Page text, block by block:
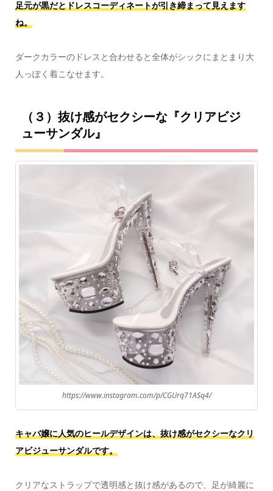
足元が黒だとドレスコーディネートが引き締まって見えます
ね。
ダークカラーのドレスと合わせると全体がシックにまとまり大
人っぽく着こなせます。
（３）抜け感がセクシーな『クリアビジ
ューサンダル』
https://www.instagram.com/p/CGUrq71ASq4/
キャバ嬢に人気のヒールデザインは、抜け感がセクシーなクリ
アビジューサンダルです。
クリアなストラップで透明感と抜け感があるので、足が綺麗に